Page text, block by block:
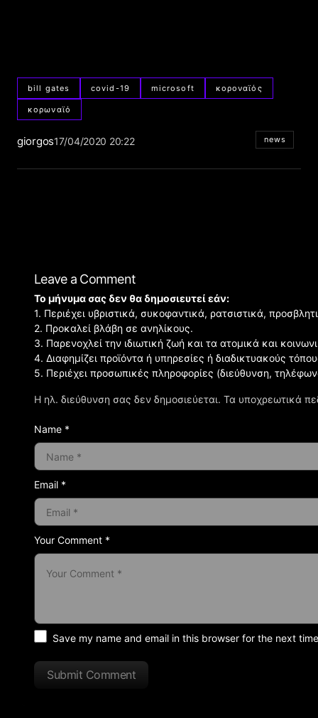
bill gates covid-19 microsoft κοροναϊός
κορωναϊό
giorgos17/04/2020 20:22 news
Leave a Comment
Η ηλ. διεύθυνση σας δεν δημοσιεύεται. Τα υποχρεωτικά
Your Comment *
Το μήνυμα σας δεν θα δημοσιευτεί εάν:
1. Περιέχει υβριστικά, συκοφαντικά, ρατσιστικά,
2. Προκαλεί βλάβη σε ανηλίκους.
3. Παρενοχλεί την ιδιωτική ζωή και τα ατομικά και
4. Διαφημίζει προϊόντα ή υπηρεσίες ή διαδικτυακούς
5. Περιέχει προσωπικές πληροφορίες (διεύθυνση,
Name *
Email *
Save my name and email in this browser for the next
Submit Comment